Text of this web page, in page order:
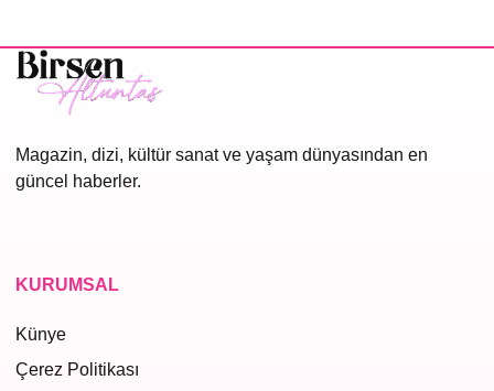
Magazin, dizi, kültür sanat ve yaşam dünyasından en
güncel haberler.
KURUMSAL
Künye
Çerez Politikası